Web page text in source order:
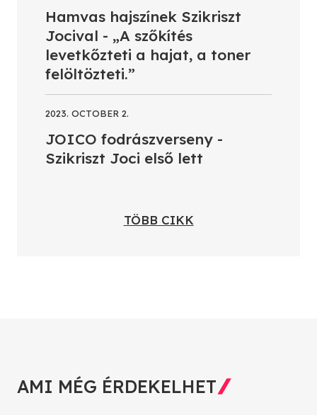
Hamvas hajszínek Szikriszt
Jocival - „A szőkítés
levetkőzteti a hajat, a toner
felöltözteti.”
2023. OCTOBER 2.
JOICO fodrászverseny -
Szikriszt Joci első lett
TÖBB CIKK
AMI MÉG ÉRDEKELHET